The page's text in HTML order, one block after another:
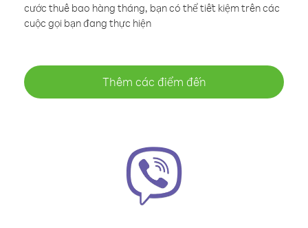
cước thuê bao hàng tháng, bạn có thể tiết kiệm trên các
cuộc gọi bạn đang thực hiện
Thêm các điểm đến